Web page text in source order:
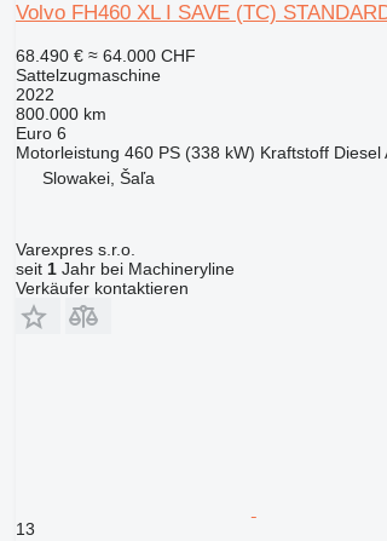
Volvo FH460 XL I SAVE (TC)
68.490 € ≈ 64.000 CHF
Sattelzugmaschine
2022
800.000 km
Euro 6
Motorleistung 460 PS (338 kW) Kraftstoff Diesel
Slowakei, Šaľa
Varexpres s.r.o.
seit 1Jahr bei Machineryline
Verkäufer kontaktieren
13